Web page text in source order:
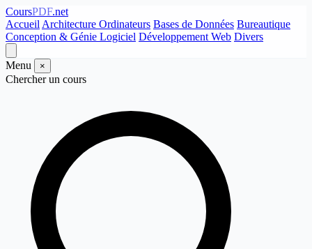
CoursPDF.net
Accueil Architecture Ordinateurs Bases de Données Bureautique
Conception & Génie Logiciel Développement Web Divers
Menu ×
Chercher un cours